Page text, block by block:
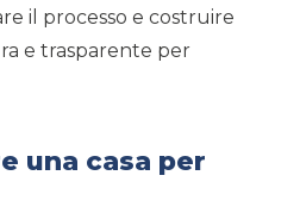
il processo e costruire
e trasparente per
una casa per